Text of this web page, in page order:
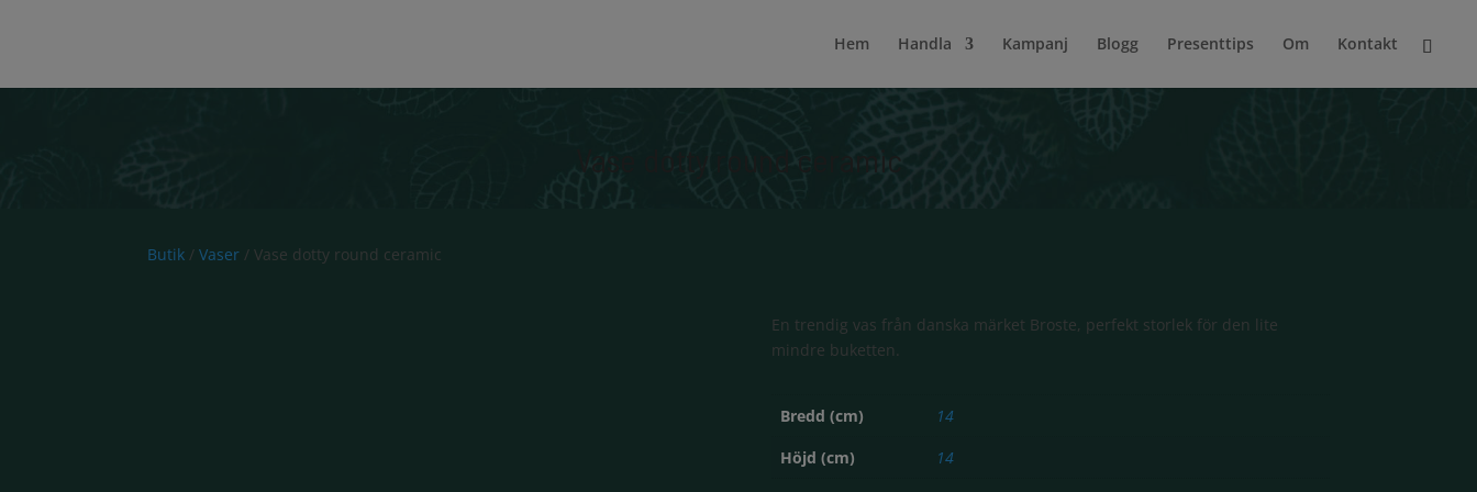
Hem Handla Kampanj Blogg Presenttips Om Kontakt
Butik /Vaser / Vase dotty round ceramic
En trendig vas från danska märket Broste, perfekt storlek för den lite
mindre buketten.
Bredd (cm)
14
Höjd (cm)
14